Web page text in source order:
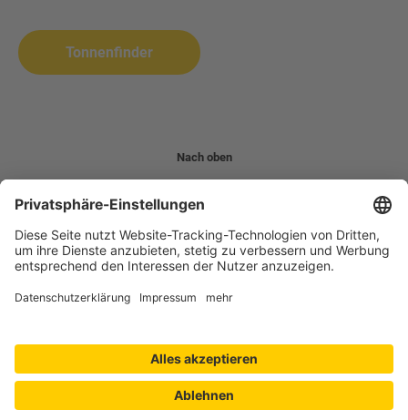
Biomüll
Altpapier
Tonnenfinder
Nach oben
Datenschutz Erklärung zur Barrierefreiheit